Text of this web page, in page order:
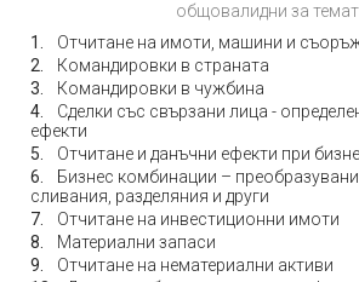
общовалидни за
Отчитане на имоти, машини и
Командировки в страната
Командировки в чужбина
Сделки със свързани лица -
ефекти
Отчитане и данъчни ефекти при
Бизнес комбинации –
сливания, разделяния и други
Отчитане на инвестиционни имоти
Материални запаси
Отчитане на нематериални активи